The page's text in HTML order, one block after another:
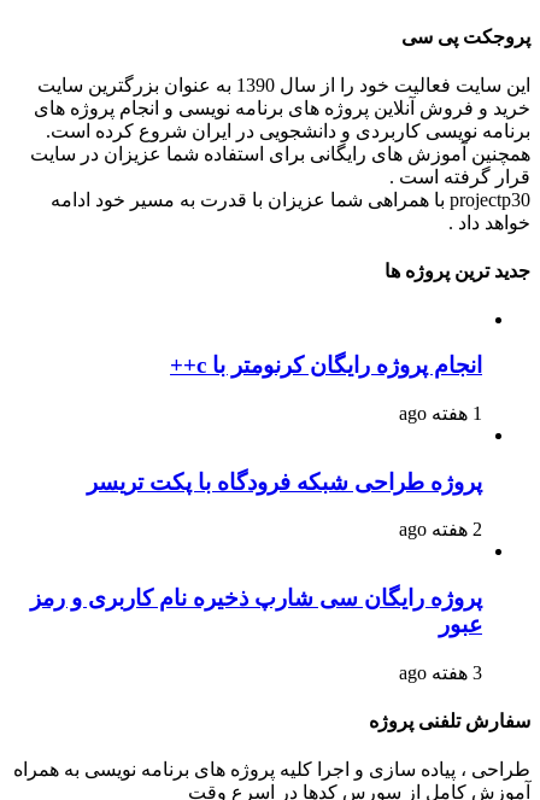
پروجکت پی سی
این سایت فعالیت خود را از سال 1390 به عنوان بزرگترین سایت
خرید و فروش آنلاین پروژه های برنامه نویسی و انجام پروژه های
برنامه نویسی کاربردی و دانشجویی در ایران شروع کرده است.
همچنین آموزش های رایگانی برای استفاده شما عزیزان در سایت
قرار گرفته است .
projectp30 با همراهی شما عزیزان با قدرت به مسیر خود ادامه
خواهد داد .
جدید ترین پروژه ها
انجام پروژه رایگان کرنومتر با c++
1 هفته ago
پروژه طراحی شبکه فرودگاه با پکت تریسر
2 هفته ago
پروژه رایگان سی شارپ ذخیره نام کاربری و رمز
عبور
3 هفته ago
سفارش تلفنی پروژه
طراحی ، پیاده سازی و اجرا کلیه پروژه های برنامه نویسی به همراه
آموزش کامل از سورس کدها در اسرع وقت